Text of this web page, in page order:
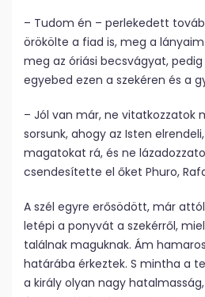
– Tudom én – perlekedett
örökölte a fiad is, meg a
meg az óriási becsvágyat,
egyebed ezen a szekéren és a
– Jól van már, ne vitatkozzatok
sorsunk, ahogy az Isten
magatokat rá, és ne
csendesítette el őket Phuro,
A szél egyre erősödött, már
letépi a ponyvát a szekérről,
találnak maguknak. Ám
határába érkeztek. S mintha a
a király olyan nagy